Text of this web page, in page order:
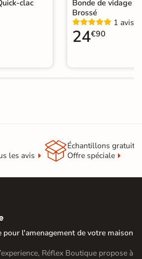
clac
Bonde de vidage
Brossé
1 avis
24€90
les avis
Échantillons gratuit
Offre spéciale
pour l'amenagement de votre maison
Réflex Boutique propose à